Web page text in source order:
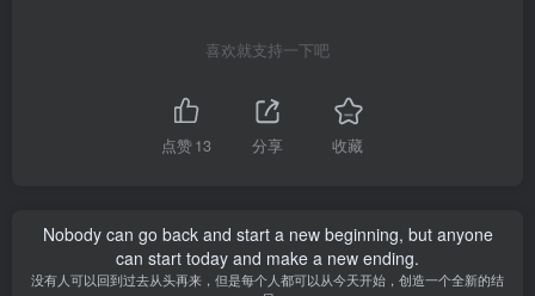
喜欢就支持一下吧
点赞13 分享 收藏
Nobody can go back and start a new beginning, but anyone
can start today and make a new ending.
没有人可以回到过去从头再来，但是每个人都可以从今天开始，创造一个全新的结